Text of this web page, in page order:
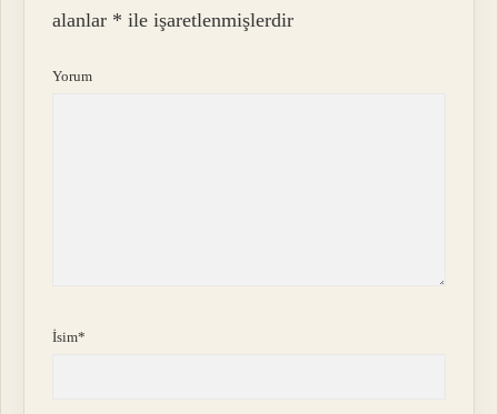
alanlar * ile işaretlenmişlerdir
Yorum
İsim*